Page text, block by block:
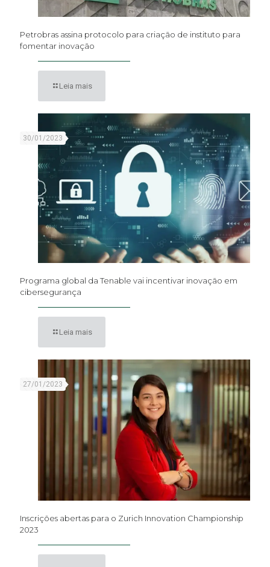
Petrobras assina protocolo para criação de instituto para
fomentar inovação
Leia mais
30/01/2023
Programa global da Tenable vai incentivar inovação em
cibersegurança
Leia mais
27/01/2023
Inscrições abertas para o Zurich Innovation Championship
2023